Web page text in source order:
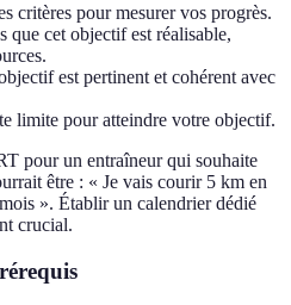
critères pour mesurer vos progrès.
que cet objectif est réalisable,
est pertinent et cohérent avec
limite pour atteindre votre objectif.
pour un entraîneur qui souhaite
être : « Je vais courir 5 km en
». Établir un calendrier dédié
crucial.